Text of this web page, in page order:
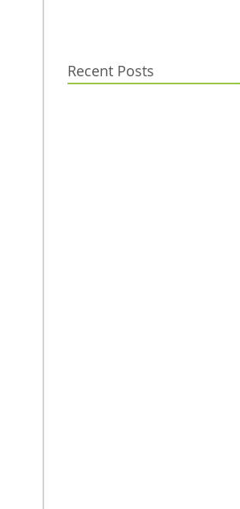
Recent Posts